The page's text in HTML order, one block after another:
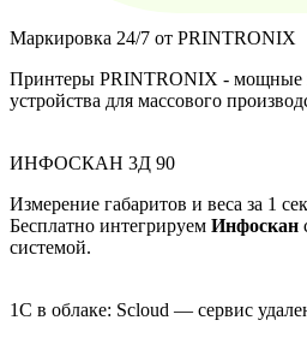
Маркировка 24/7 от PRINTRONIX
Принтеры PRINTRONIX - мощные
устройства для массового
ИНФОСКАН 3Д 90
Измерение габаритов и веса за 1
Бесплатно интегрируем Инфоскан
системой.
1С в облаке: Scloud — сервис